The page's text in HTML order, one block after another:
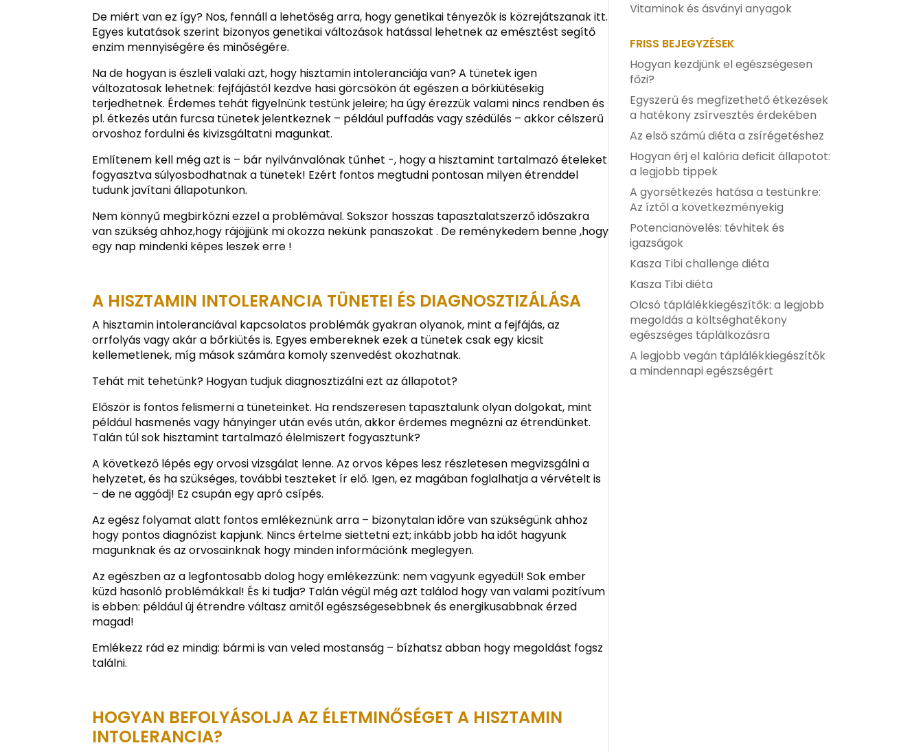
De miért van ez így? Nos, fennáll a lehetőség arra, hogy genetikai tényezők is közrejátszanak itt.
Egyes kutatások szerint bizonyos genetikai változások hatással lehetnek az emésztést segítő
enzim mennyiségére és minőségére.
Na de hogyan is észleli valaki azt, hogy hisztamin intoleranciája van? A tünetek igen
változatosak lehetnek: fejfájástól kezdve hasi görcsökön át egészen a bőrkiütésekig
terjedhetnek. Érdemes tehát figyelnünk testünk jeleire; ha úgy érezzük valami nincs rendben és
pl. étkezés után furcsa tünetek jelentkeznek – például puffadás vagy szédülés – akkor célszerű
orvoshoz fordulni és kivizsgáltatni magunkat.
Említenem kell még azt is – bár nyilvánvalónak tűnhet -, hogy a hisztamint tartalmazó ételeket
fogyasztva súlyosbodhatnak a tünetek! Ezért fontos megtudni pontosan milyen étrenddel
tudunk javítani állapotunkon.
Nem könnyű megbirkózni ezzel a problémával. Sokszor hosszas tapasztalatszerző idõszakra
van szükség ahhoz,hogy rájöjjünk mi okozza nekünk panaszokat . De reménykedem benne ,hogy
egy nap mindenki képes leszek erre !
A HISZTAMIN INTOLERANCIA TÜNETEI ÉS DIAGNOSZTIZÁLÁSA
A hisztamin intoleranciával kapcsolatos problémák gyakran olyanok, mint a fejfájás, az
orrfolyás vagy akár a bőrkiütés is. Egyes embereknek ezek a tünetek csak egy kicsit
kellemetlenek, míg mások számára komoly szenvedést okozhatnak.
Tehát mit tehetünk? Hogyan tudjuk diagnosztizálni ezt az állapotot?
Először is fontos felismerni a tüneteinket. Ha rendszeresen tapasztalunk olyan dolgokat, mint
például hasmenés vagy hányinger után evés után, akkor érdemes megnézni az étrendünket.
Talán túl sok hisztamint tartalmazó élelmiszert fogyasztunk?
A következő lépés egy orvosi vizsgálat lenne. Az orvos képes lesz részletesen megvizsgálni a
helyzetet, és ha szükséges, további teszteket ír elő. Igen, ez magában foglalhatja a vérvételt is
– de ne aggódj! Ez csupán egy apró csípés.
Az egész folyamat alatt fontos emlékeznünk arra – bizonytalan időre van szükségünk ahhoz
hogy pontos diagnózist kapjunk. Nincs értelme siettetni ezt; inkább jobb ha időt hagyunk
magunknak és az orvosainknak hogy minden információnk meglegyen.
Az egészben az a legfontosabb dolog hogy emlékezzünk: nem vagyunk egyedül! Sok ember
küzd hasonló problémákkal! És ki tudja? Talán végül még azt találod hogy van valami pozitívum
is ebben: például új étrendre váltasz amitől egészségesebbnek és energikusabbnak érzed
magad!
Emlékezz rád ez mindig: bármi is van veled mostanság – bízhatsz abban hogy megoldást fogsz
találni.
HOGYAN BEFOLYÁSOLJA AZ ÉLETMINŐSÉGET A HISZTAMIN
INTOLERANCIA?
Vitaminok és ásványi anyagok
FRISS BEJEGYZÉSEK
Hogyan kezdjünk el egészségesen
főzi?
Egyszerű és megfizethető étkezések
a hatékony zsírvesztés érdekében
Az első számú diéta a zsírégetéshez
Hogyan érj el kalória deficit állapotot:
a legjobb tippek
A gyorsétkezés hatása a testünkre:
Az íztől a következményekig
Potencianövelés: tévhitek és
igazságok
Kasza Tibi challenge diéta
Kasza Tibi diéta
Olcsó táplálékkiegészítők: a legjobb
megoldás a költséghatékony
egészséges táplálkozásra
A legjobb vegán táplálékkiegészítők
a mindennapi egészségért